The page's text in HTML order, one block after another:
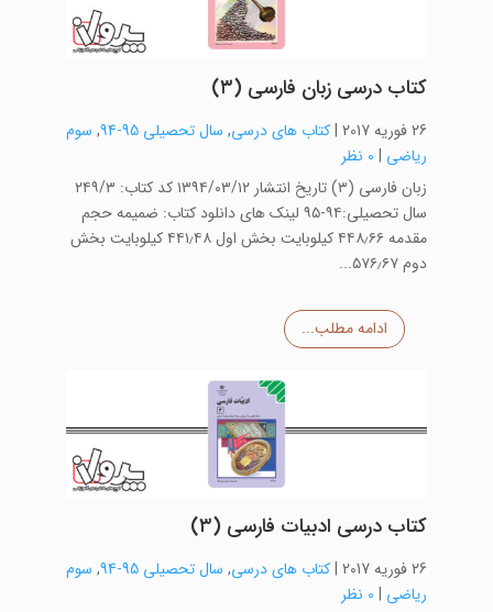
کتاب درسی زبان فارسی (۳)
26 فوریه 2017 |کتاب های درسی, سال تحصیلی 95-94 , سوم
ریاضی | 0 نظر
زبان فارسی (۳) تاریخ انتشار ۱۳۹۴/۰۳/۱۲ کد کتاب: ۲۴۹/۳
سال تحصیلی:۹۴-۹۵ لینک های دانلود کتاب: ضمیمه حجم
مقدمه ۴۴۸٫۶۶ کیلوبایت بخش اول ۴۴۱٫۴۸ کیلوبایت بخش
دوم ۵۷۶٫۶۷...
ادامه مطلب...
کتاب درسی ادبیات فارسی (۳)
26 فوریه 2017 |کتاب های درسی, سال تحصیلی 95-94 , سوم
ریاضی | 0 نظر